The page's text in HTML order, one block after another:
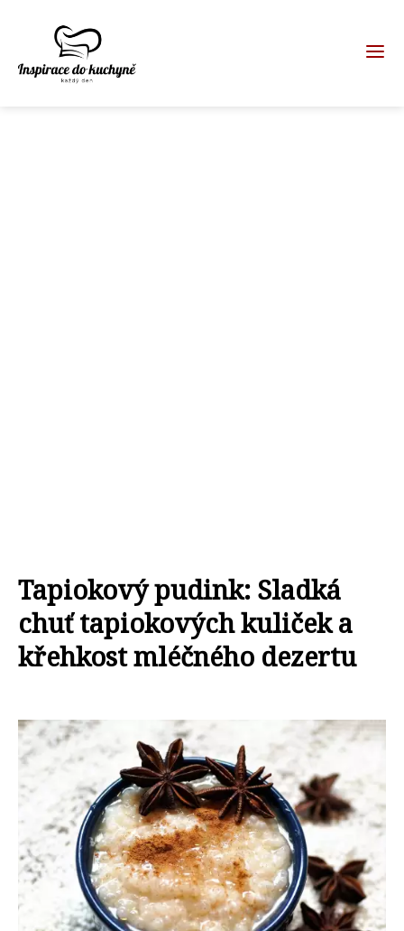
Tapiokový pudink: Sladká
chuť tapiokových kuliček a
křehkost mléčného dezertu